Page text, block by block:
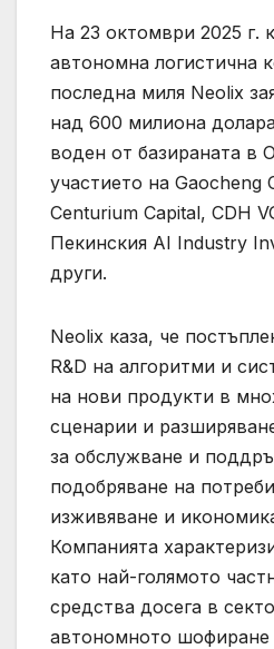
На 23 октомври 2025 г.
автономна логистична
последна миля Neolix
над 600 милиона
воден от базираната в
участието на Gaocheng
Centurium Capital, CDH
Пекинския AI Industry
други.
Neolix каза, че
R&D на алгоритми и
на нови продукти в
сценарии и
за обслужване и
подобряване на
изживяване и
Компанията
като най-голямото
средства досега в
автономното